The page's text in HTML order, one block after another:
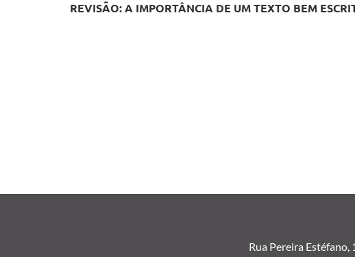
REVISÃO: A IMPORTÂNCIA DE UM TEXTO BEM
Rua Pereira Estéfano,